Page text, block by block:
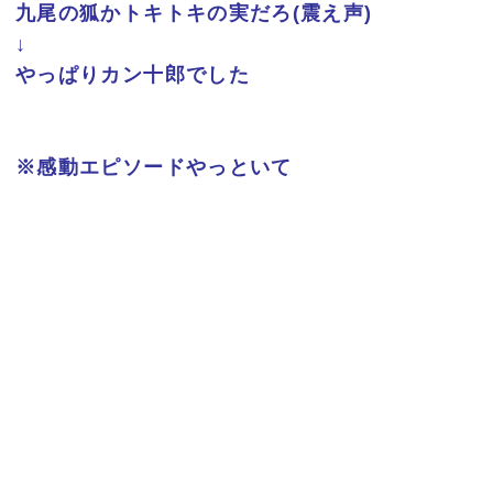
九尾の狐かトキトキの実だろ(震え声)
↓
やっぱりカン十郎でした
※感動エピソードやっといて